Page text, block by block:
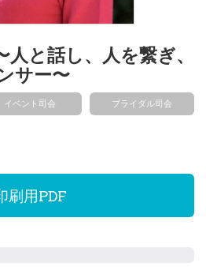
人と話し、人を繋ぎ、
サー〜
イベント司会 ブライダル司会
刷用PDF